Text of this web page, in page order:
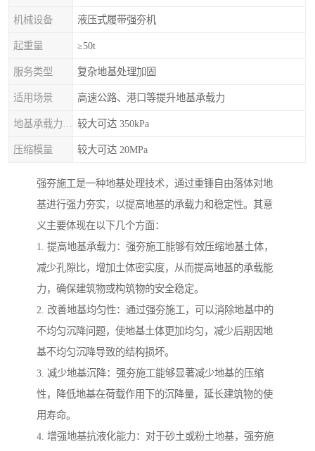
机械设备 液压式履带强夯机
起重量 ≥50t
服务类型 复杂地基处理加固
适用场景 高速公路、港口等提升地基承载力
较大可达 350kPa
压缩模量 较大可达 20MPa
强夯施工是一种地基处理技术，通过重锤自由落体对地
基进行强力夯实，以提高地基的承载力和稳定性。其意
义主要体现在以下几个方面：
1. 提高地基承载力：强夯施工能够有效压缩地基土体，
减少孔隙比，增加土体密实度，从而提高地基的承载能
力，确保建筑物或构筑物的安全稳定。
2. 改善地基均匀性：通过强夯施工，可以消除地基中的
不均匀沉降问题，使地基土体更加均匀，减少后期因地
基不均匀沉降导致的结构损坏。
3. 减少地基沉降：强夯施工能够显著减少地基的压缩
性，降低地基在荷载作用下的沉降量，延长建筑物的使
用寿命。
4. 增强地基抗液化能力：对于砂土或粉土地基，强夯施